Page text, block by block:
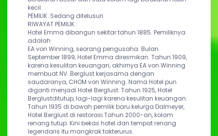
kecil.
PEMILIK :Sedang ditelusuri
RIWAYAT PEMILIK :
Hotel Emma dibangun sekitar tahun 1885. Pemiliknya
adalah
EA von Winning, seorang pengusaha. Bulan
September 1899, Hotel Emma diresmikan. Tahun 1909,
karena kesulitan keuangan, akhirnya EA von Winning
membuat NV. Berglust kerjasama dengan
saudaranya, CHOM von Winning. Nama Hotel pun
diganti menjadi Hotel Berglust. Tahun 1925, Hotel
Berglustditutup, lagi-lagi karena kesulitan keuangan.
Tahun 1935 di bawah pemilik baru kelurga Dalmeyer,
Hotel Berglust di restorasi.Tahun 2000-an, kolam
renang tutup. Kini bekas hotel dan tempat renang
legendaris itu mangkrak takterurus.